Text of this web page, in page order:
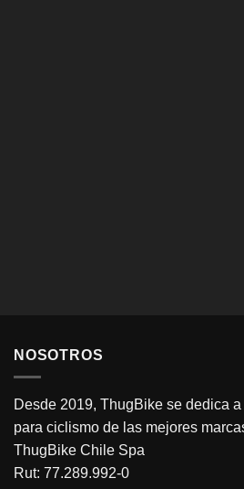
NOSOTROS
Desde 2019, ThugBike se dedica
para ciclismo de las mejores
ThugBike Chile Spa
Rut: 77.289.992-0